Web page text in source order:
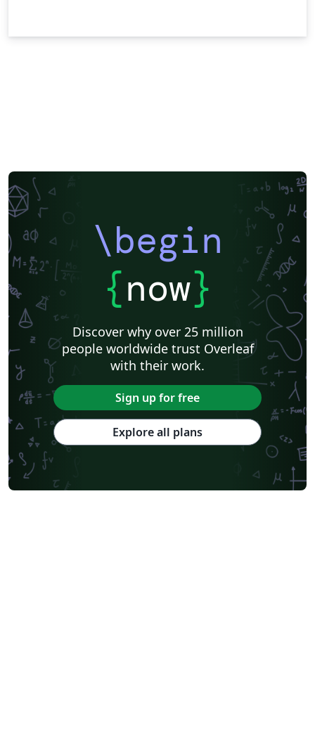
\begin
{now}
Discover why over 25 million
people worldwide trust Overleaf
with their work.
Sign up for free
Explore all plans